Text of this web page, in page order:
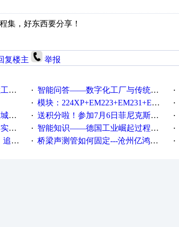
集，好东西要分享！
复楼主 举报
？ · 智能问答——数字化工厂与传统工厂的差别体现在哪里？ ·
· 模块：224XP+EM223+EM231+EM235+EM232+EM232怎么用以太网通讯？ ·
相 · 送积分啦！参加7月6日菲尼克斯在线研讨会即得 ·
品 · 智能知识——德国工业崛起过程中不得不提的10个关键词 ·
块 · 桥梁声测管如何固定---沧州亿鸿声测管 ·